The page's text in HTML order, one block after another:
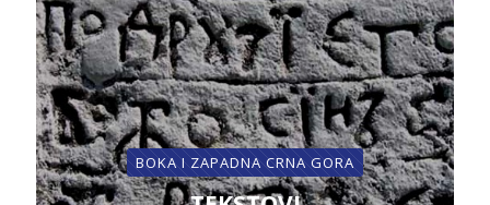
BOKA I ZAPADNA CRNA GORA